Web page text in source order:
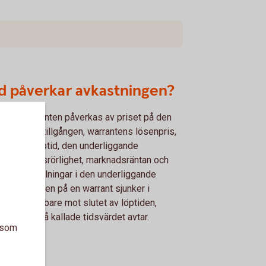
påverkar avkastningen?
på warranten påverkas av priset på den
tillgången, warrantens lösenpris,
löptid, den underliggande
kursrörlighet, marknadsräntan och
utdelningar i den underliggande
Kursen på en warrant sjunker i
snabbare mot slutet av löptiden,
det så kallade tidsvärdet avtar.